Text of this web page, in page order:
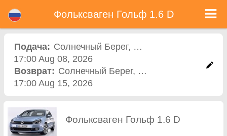
Солнечный Берег. Полная страховка (без депозит), неограниченный пробег, бесплатные детские сиденья, бесплатные
дополнительных водителей, низкая цена аренды автомобиля гарантируется.
Фольксваген Гольф 1.6 D
Подача: Солнечный Берег, Пункт проката
17:00 Aug 08, 2026
Возврат: Солнечный Берег, Пункт проката
17:00 Aug 15, 2026
Фольксваген Гольф 1.6 D